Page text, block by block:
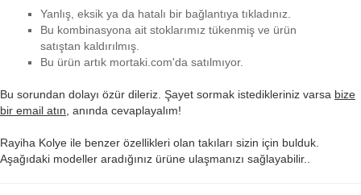
Yanlış, eksik ya da hatalı bir bağlantıya tıkladınız.
Bu kombinasyona ait stoklarımız tükenmiş ve ürün
satıştan kaldırılmış.
Bu ürün artık mortaki.com'da satılmıyor.
Bu sorundan dolayı özür dileriz. Şayet sormak istedikleriniz varsa bize
bir email atın , anında cevaplayalım!
Rayiha Kolye ile benzer özellikleri olan takıları sizin için bulduk.
Aşağıdaki modeller aradığınız ürüne ulaşmanızı sağlayabilir..